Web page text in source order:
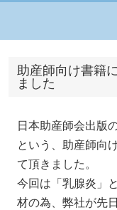
助産師向け書籍
ました
日本助産師会出版
という、助産師向
て頂きました。
今回は「乳腺炎」
材の為、弊社が先